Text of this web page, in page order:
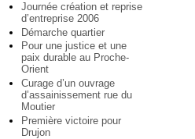
Journée création et reprise
d’entreprise 2006
Démarche quartier
Pour une justice et une
paix durable au Proche-
Orient
Curage d’un ouvrage
d’assainissement rue du
Moutier
Première victoire pour
Drujon